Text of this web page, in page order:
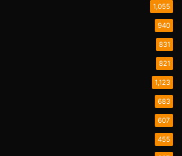
1,055
940
831
821
1,123
683
607
455